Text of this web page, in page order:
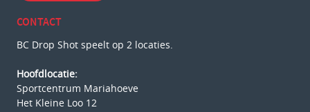
CONTACT
BC Drop Shot speelt op 2 locaties.
Hoofdlocatie:
Sportcentrum Mariahoeve
Het Kleine Loo 12